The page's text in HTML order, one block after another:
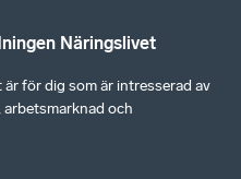
Näringslivet
för dig som är intresserad av
och